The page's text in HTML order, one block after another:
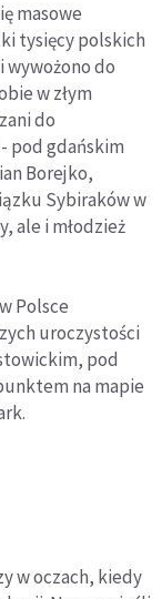
masowe
tysięcy polskich
wywożono do
w złym
do
pod gdańskim
Borejko,
Sybiraków w
ale i młodzież
Polsce
uroczystości
pod
na mapie
w oczach, kiedy